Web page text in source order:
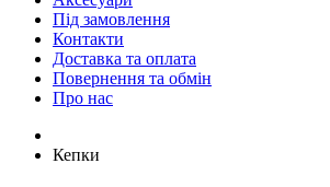
Під замовлення
Контакти
Доставка та оплата
Повернення та обмін
Про нас
Кепки